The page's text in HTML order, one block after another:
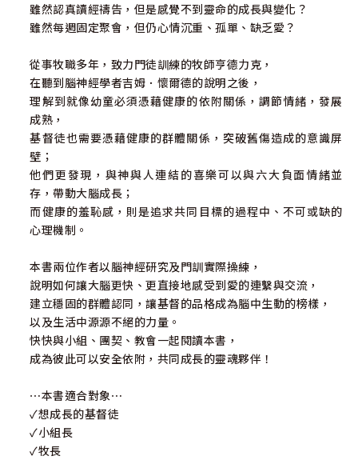
雖然認真讀經禱告，但是感覺不到靈命的成長與變化？
雖然每週固定聚會，但仍心情沉重、孤單、缺乏愛？
從事牧職多年，致力門徒訓練的牧師亨德力克，
在聽到腦神經學者吉姆．懷爾德的說明之後，
理解到就像幼童必須憑藉健康的依附關係，調節情緒，發展
成熟，
基督徒也需要憑藉健康的群體關係，突破舊傷造成的意識屏
壁；
他們更發現，與神與人連結的喜樂可以與六大負面情緒並
存，帶動大腦成長；
而健康的羞恥感，則是追求共同目標的過程中、不可或缺的
心理機制。
本書兩位作者以腦神經研究及門訓實際操練，
說明如何讓大腦更快、更直接地感受到愛的連繫與交流，
建立穩固的群體認同，讓基督的品格成為腦中生動的榜樣，
以及生活中源源不絕的力量。
快快與小組、團契、教會一起閱讀本書，
成為彼此可以安全依附，共同成長的靈魂夥伴！
⋯本書適合對象⋯
✓想成長的基督徒
✓小組長
✓牧長